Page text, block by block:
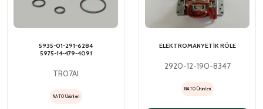
5935-01-291-6284
5975-14-479-4091
TR07AI
NATO Ürünleri
ELEKTROMANYETİK RÖLE
2920-12-190-8347
NATO Ürünleri